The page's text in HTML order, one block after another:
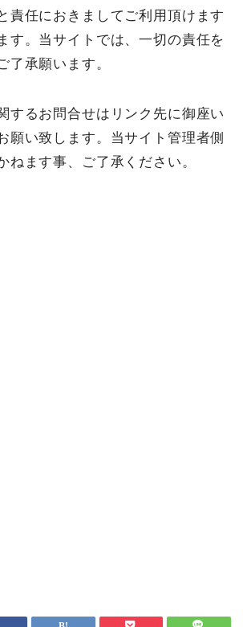
責任におきましてご利用頂けます
す。当サイトでは、一切の責任を
了承願います。
するお問合せはリンク先に御座い
願い致します。当サイト管理者側
ねます事、ご了承ください。